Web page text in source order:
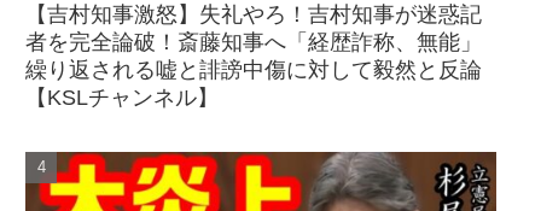
【吉村知事激怒】失礼やろ！吉村知事が迷惑記
者を完全論破！斎藤知事へ「経歴詐称、無能」
繰り返される嘘と誹謗中傷に対して毅然と反論
【KSLチャンネル】